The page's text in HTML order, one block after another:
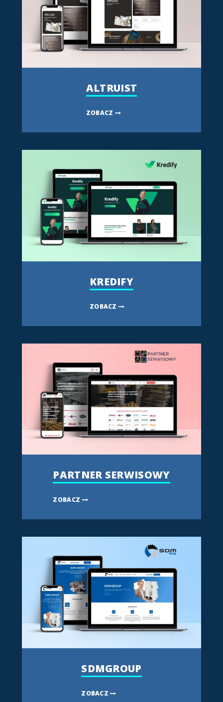
ALTRUIST
ZOBACZ
KREDIFY
ZOBACZ
PARTNER SERWISOWY
ZOBACZ
SDMGROUP
ZOBACZ